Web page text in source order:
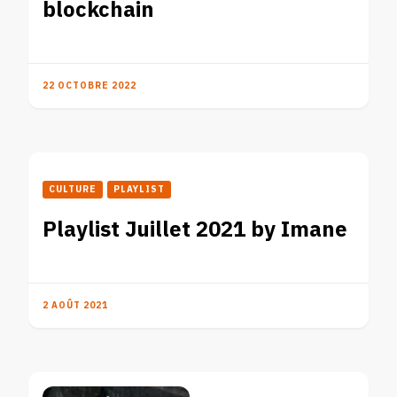
blockchain
22 OCTOBRE 2022
CULTURE PLAYLIST
Playlist Juillet 2021 by Imane
2 AOÛT 2021